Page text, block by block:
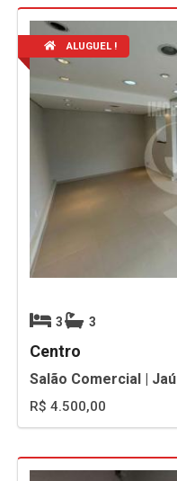
ALUGUEL !
3 3
Centro
Salão Comercial | Jaú
R$ 4.500,00